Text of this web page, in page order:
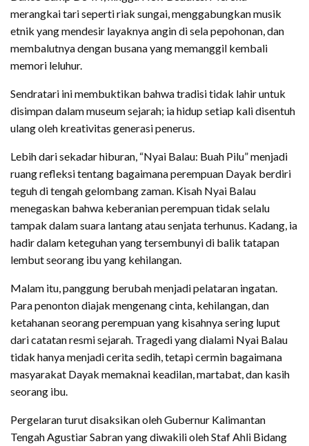
merangkai tari seperti riak sungai, menggabungkan musik
etnik yang mendesir layaknya angin di sela pepohonan, dan
membalutnya dengan busana yang memanggil kembali
memori leluhur.
Sendratari ini membuktikan bahwa tradisi tidak lahir untuk
disimpan dalam museum sejarah; ia hidup setiap kali disentuh
ulang oleh kreativitas generasi penerus.
Lebih dari sekadar hiburan, “Nyai Balau: Buah Pilu” menjadi
ruang refleksi tentang bagaimana perempuan Dayak berdiri
teguh di tengah gelombang zaman. Kisah Nyai Balau
menegaskan bahwa keberanian perempuan tidak selalu
tampak dalam suara lantang atau senjata terhunus. Kadang, ia
hadir dalam keteguhan yang tersembunyi di balik tatapan
lembut seorang ibu yang kehilangan.
Malam itu, panggung berubah menjadi pelataran ingatan.
Para penonton diajak mengenang cinta, kehilangan, dan
ketahanan seorang perempuan yang kisahnya sering luput
dari catatan resmi sejarah. Tragedi yang dialami Nyai Balau
tidak hanya menjadi cerita sedih, tetapi cermin bagaimana
masyarakat Dayak memaknai keadilan, martabat, dan kasih
seorang ibu.
Pergelaran turut disaksikan oleh Gubernur Kalimantan
Tengah Agustiar Sabran yang diwakili oleh Staf Ahli Bidang